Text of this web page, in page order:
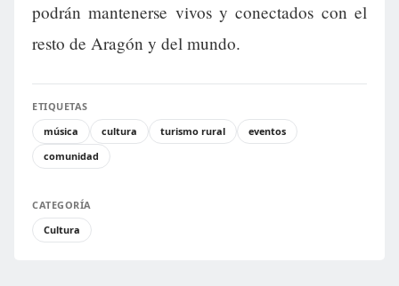
podrán mantenerse vivos y conectados con el
resto de Aragón y del mundo.
ETIQUETAS
música
cultura turismo rural
eventos
comunidad
CATEGORÍA
Cultura